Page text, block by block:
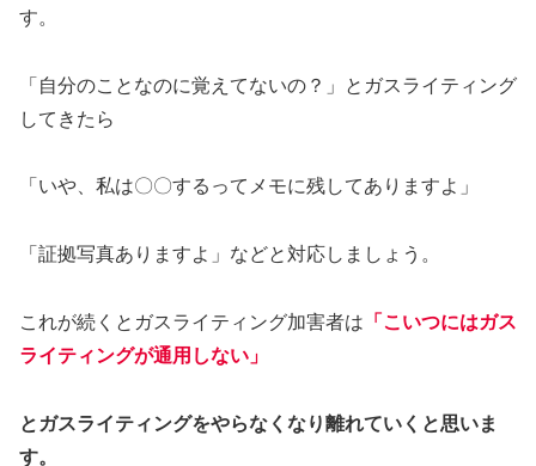
す。
「自分のことなのに覚えてないの？」とガスライティング
してきたら
「いや、私は〇〇するってメモに残してありますよ」
「証拠写真ありますよ」などと対応しましょう。
これが続くとガスライティング加害者は 「こいつにはガス
ライティングが通用しない」
とガスライティングをやらなくなり離れていくと思いま
す。